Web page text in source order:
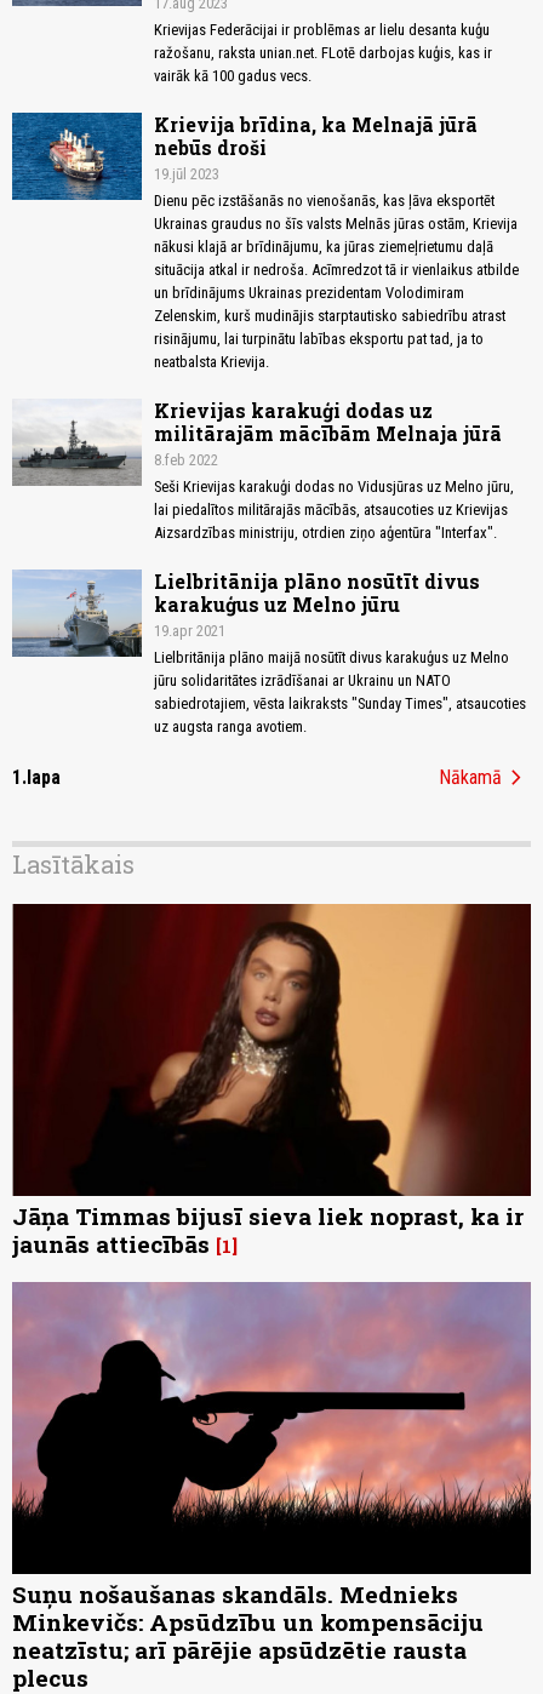
Krievijas Federācijai ir problēmas ar lielu desanta kuģu
ražošanu, raksta unian.net. FLotē darbojas kuģis, kas ir
vairāk kā 100 gadus vecs.
Krievija brīdina, ka Melnajā jūrā
nebūs droši
19.jūl 2023
Dienu pēc izstāšanās no vienošanās, kas ļāva eksportēt
Ukrainas graudus no šīs valsts Melnās jūras ostām, Krievija
nākusi klajā ar brīdinājumu, ka jūras ziemeļrietumu daļā
situācija atkal ir nedroša. Acīmredzot tā ir vienlaikus atbilde
un brīdinājums Ukrainas prezidentam Volodimiram
Zelenskim, kurš mudinājis starptautisko sabiedrību atrast
risinājumu, lai turpinātu labības eksportu pat tad, ja to
neatbalsta Krievija.
Krievijas karakuģi dodas uz
militārajām mācībām Melnaja jūrā
8.feb 2022
Seši Krievijas karakuģi dodas no Vidusjūras uz Melno jūru,
lai piedalītos militārajās mācībās, atsaucoties uz Krievijas
Aizsardzības ministriju, otrdien ziņo aģentūra "Interfax".
Lielbritānija plāno nosūtīt divus
karakuģus uz Melno jūru
19.apr 2021
Lielbritānija plāno maijā nosūtīt divus karakuģus uz Melno
jūru solidaritātes izrādīšanai ar Ukrainu un NATO
sabiedrotajiem, vēsta laikraksts "Sunday Times", atsaucoties
uz augsta ranga avotiem.
1.lapa Nākamā chevron_right
Lasītākais
Jāņa Timmas bijusī sieva liek noprast, ka ir
jaunās attiecībās 1
Suņu nošaušanas skandāls. Mednieks
Minkevičs: Apsūdzību un kompensāciju
neatzīstu; arī pārējie apsūdzētie rausta
plecus